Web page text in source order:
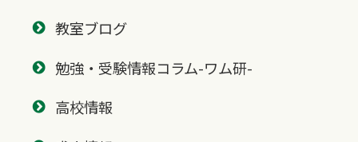
教室ブログ
勉強・受験情報コラム-ワム研-
高校情報